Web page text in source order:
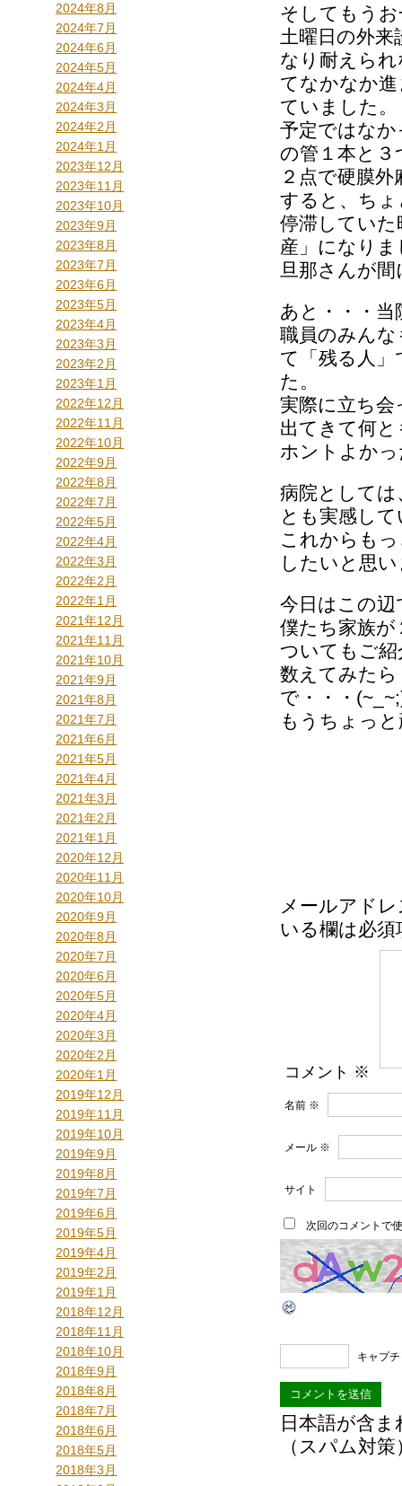
2024年8月
2024年7月
2024年6月
2024年5月
2024年4月
2024年3月
2024年2月
2024年1月
2023年12月
2023年11月
2023年10月
2023年9月
2023年8月
2023年7月
2023年6月
2023年5月
2023年4月
2023年3月
2023年2月
2023年1月
2022年12月
2022年11月
2022年10月
2022年9月
2022年8月
2022年7月
2022年5月
2022年4月
2022年3月
2022年2月
2022年1月
2021年12月
2021年11月
2021年10月
2021年9月
2021年8月
2021年7月
2021年6月
2021年5月
2021年4月
2021年3月
2021年2月
2021年1月
2020年12月
2020年11月
2020年10月
2020年9月
2020年8月
2020年7月
2020年6月
2020年5月
2020年4月
2020年3月
2020年2月
2020年1月
2019年12月
2019年11月
2019年10月
2019年9月
2019年8月
2019年7月
2019年6月
2019年5月
2019年4月
2019年2月
2019年1月
2018年12月
2018年11月
2018年10月
2018年9月
2018年8月
2018年7月
2018年6月
2018年5月
2018年3月
そしてもう
土曜日の外
なり耐えら
てなかなか
ていました。
予定ではなか
の管１本と３
２点で硬膜
すると、ち
停滞してい
産」になりま
旦那さんが
あと・・・
職員のみんな
て「残る人
た。
実際に立ち会
出てきて何
ホントよか
病院として
とも実感し
これからも
したいと思
今日はこの辺
僕たち家族
ついてもご
数えてみた
で・・・
もうちょっ
メールアド
いる欄は必須
コメント ※
名前 ※
メール ※
サイト
次回のコメントで
キャプ
日本語が含
（スパム対策